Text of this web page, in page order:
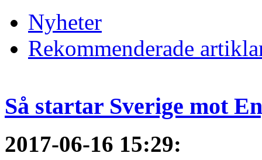
Nyheter
Rekommenderade
Så startar Sverige mot
2017-06-16 15:29: